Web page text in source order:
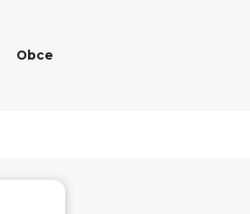
Obce